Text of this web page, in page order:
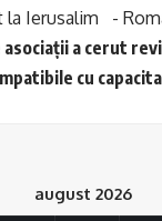
la Ierusalim -
asociații a cerut
cu
august 2026